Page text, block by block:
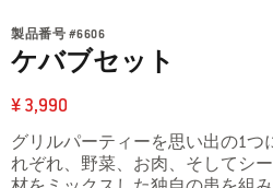
製品番号 #6606
ケバブセット
¥ 3,990
グリルパーティーを思い出の1
れぞれ、野菜、お肉、そしてシ